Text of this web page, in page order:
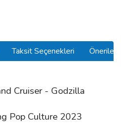
Taksit Seçenekleri
Cruiser - Godzilla
Pop Culture 2023